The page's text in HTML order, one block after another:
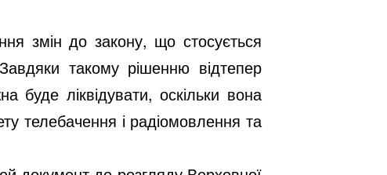
змін до закону, що стосується
такому рішенню відтепер
буде ліквідувати, оскільки вона
телебачення і радіомовлення та